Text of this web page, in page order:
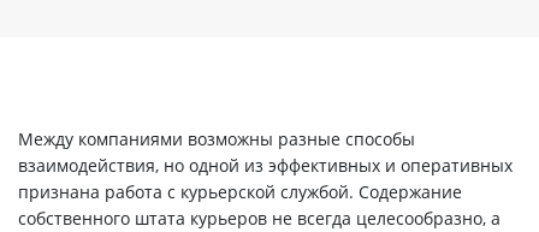
Между компаниями возможны разные способы
взаимодействия, но одной из эффективных и оперативных
признана работа с курьерской службой. Содержание
собственного штата курьеров не всегда целесообразно, а